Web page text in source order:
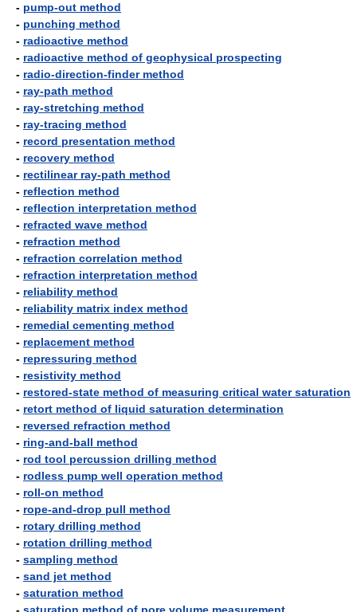
- pump-out method
- punching method
- radioactive method
- radioactive method of geophysical prospecting
- radio-direction-finder method
- ray-path method
- ray-stretching method
- ray-tracing method
- record presentation method
- recovery method
- rectilinear ray-path method
- reflection method
- reflection interpretation method
- refracted wave method
- refraction method
- refraction correlation method
- refraction interpretation method
- reliability method
- reliability matrix index method
- remedial cementing method
- replacement method
- repressuring method
- resistivity method
- restored-state method of measuring critical water saturation
- retort method of liquid saturation determination
- reversed refraction method
- ring-and-ball method
- rod tool percussion drilling method
- rodless pump well operation method
- roll-on method
- rope-and-drop pull method
- rotary drilling method
- rotation drilling method
- sampling method
- sand jet method
- saturation method